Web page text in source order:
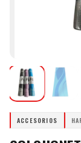
ACCESORIOS